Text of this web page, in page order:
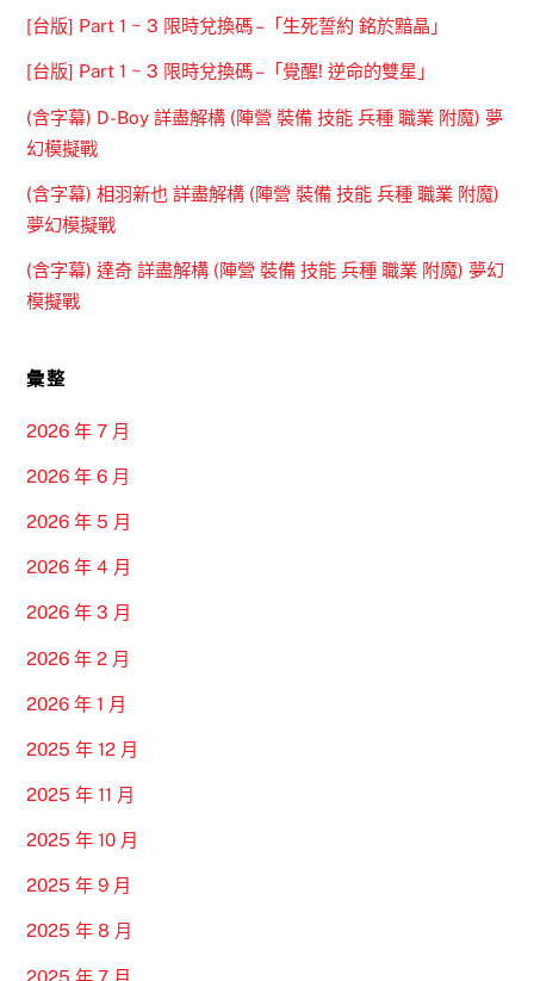
[台版] Part 1 ~ 3 限時兌換碼 –「生死誓約 銘於黯晶」
[台版] Part 1 ~ 3 限時兌換碼 –「覺醒! 逆命的雙星」
(含字幕) D-Boy 詳盡解構 (陣營 裝備 技能 兵種 職業 附魔) 夢
幻模擬戰
(含字幕) 相羽新也 詳盡解構 (陣營 裝備 技能 兵種 職業 附魔)
夢幻模擬戰
(含字幕) 達奇 詳盡解構 (陣營 裝備 技能 兵種 職業 附魔) 夢幻
模擬戰
彙整
2026 年 7 月
2026 年 6 月
2026 年 5 月
2026 年 4 月
2026 年 3 月
2026 年 2 月
2026 年 1 月
2025 年 12 月
2025 年 11 月
2025 年 10 月
2025 年 9 月
2025 年 8 月
2025 年 7 月